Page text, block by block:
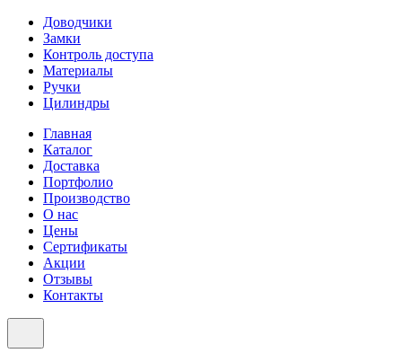
Доводчики
Замки
Контроль доступа
Материалы
Ручки
Цилиндры
Главная
Каталог
Доставка
Портфолио
Производство
О нас
Цены
Сертификаты
Акции
Отзывы
Контакты